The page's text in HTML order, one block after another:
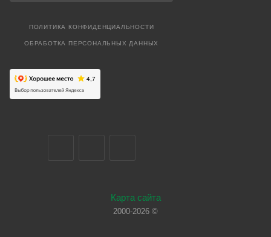
ПОЛИТИКА КОНФИДЕНЦИАЛЬНОСТИ
ОБРАБОТКА ПЕРСОНАЛЬНЫХ ДАННЫХ
Карта сайта
2000-2026 ©